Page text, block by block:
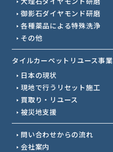
御影石ダイヤモンド研磨
各種薬品による特殊洗浄
その他
タイルカーペットリユース事業
日本の現状
現地で行うリセット施工
買取り・リユース
被災地支援
問い合わせからの流れ
会社案内